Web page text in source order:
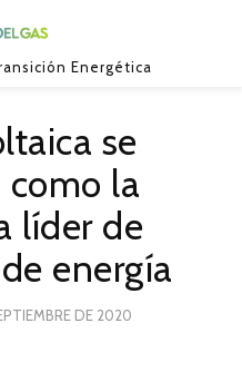
Energética
se
como la
líder de
energía
DE 2020